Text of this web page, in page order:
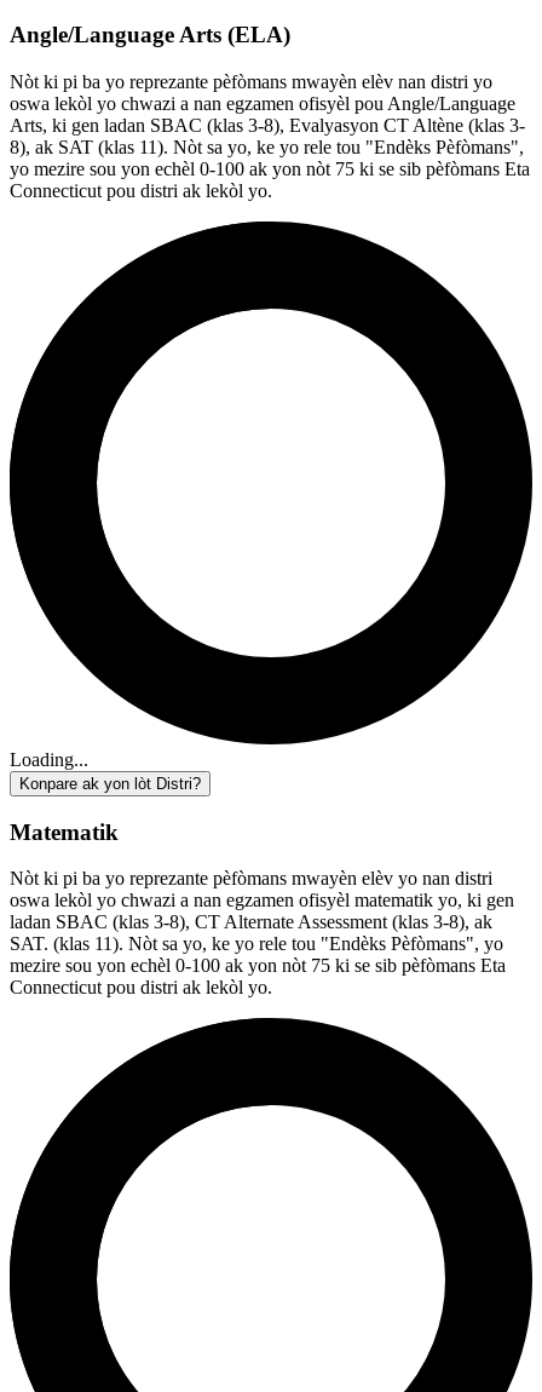
Angle/Language Arts (ELA)
Nòt ki pi ba yo reprezante pèfòmans mwayèn elèv nan distri yo
oswa lekòl yo chwazi a nan egzamen ofisyèl pou Angle/Language
Arts, ki gen ladan SBAC (klas 3-8), Evalyasyon CT Altène (klas 3-
8), ak SAT (klas 11). Nòt sa yo, ke yo rele tou "Endèks Pèfòmans",
yo mezire sou yon echèl 0-100 ak yon nòt 75 ki se sib pèfòmans Eta
Connecticut pou distri ak lekòl yo.
Loading...
Konpare ak yon lòt Distri?
Matematik
Nòt ki pi ba yo reprezante pèfòmans mwayèn elèv yo nan distri
oswa lekòl yo chwazi a nan egzamen ofisyèl matematik yo, ki gen
ladan SBAC (klas 3-8), CT Alternate Assessment (klas 3-8), ak
SAT. (klas 11). Nòt sa yo, ke yo rele tou "Endèks Pèfòmans", yo
mezire sou yon echèl 0-100 ak yon nòt 75 ki se sib pèfòmans Eta
Connecticut pou distri ak lekòl yo.